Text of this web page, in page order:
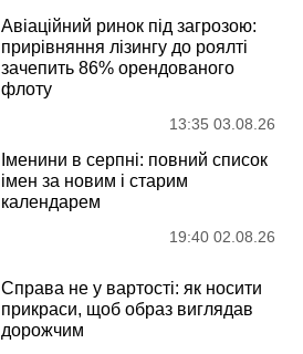
Авіаційний ринок під загрозою:
прирівняння лізингу до роялті
зачепить 86% орендованого
флоту
13:35 03.08.26
Іменини в серпні: повний список
імен за новим і старим
календарем
19:40 02.08.26
Справа не у вартості: як носити
прикраси, щоб образ виглядав
дорожчим